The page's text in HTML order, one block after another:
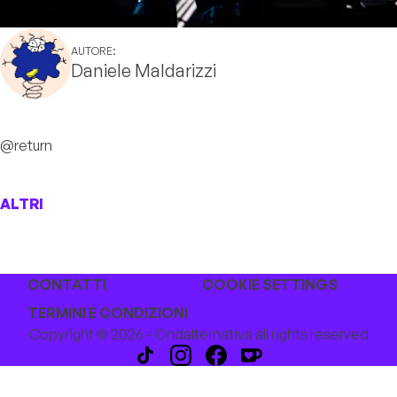
AUTORE:
Daniele Maldarizzi
@return
ALTRI
CONTATTI
COOKIE SETTINGS
TERMINI E CONDIZIONI
Copyright © 2026 - Ondalternativa all rights reserved